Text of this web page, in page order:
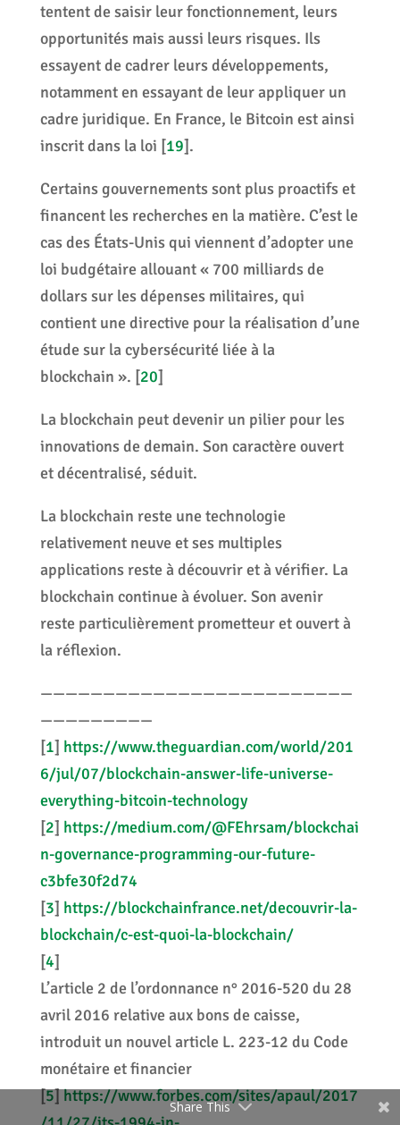
tentent de saisir leur fonctionnement, leurs
opportunités mais aussi leurs risques. Ils
essayent de cadrer leurs développements,
notamment en essayant de leur appliquer un
cadre juridique. En France, le Bitcoin est ainsi
inscrit dans la loi [19].
Certains gouvernements sont plus proactifs et
financent les recherches en la matière. C’est le
cas des États-Unis qui viennent d’adopter une
loi budgétaire allouant « 700 milliards de
dollars sur les dépenses militaires, qui
contient une directive pour la réalisation d’une
étude sur la cybersécurité liée à la
blockchain ». [20]
La blockchain peut devenir un pilier pour les
innovations de demain. Son caractère ouvert
et décentralisé, séduit.
La blockchain reste une technologie
relativement neuve et ses multiples
applications reste à découvrir et à vérifier. La
blockchain continue à évoluer. Son avenir
reste particulièrement prometteur et ouvert à
la réflexion.
—————————————————————————
—————————
[1] https://www.theguardian.com/world/201
6/jul/07/blockchain-answer-life-universe-
everything-bitcoin-technology
[2] https://medium.com/@FEhrsam/blockchai
n-governance-programming-our-future-
c3bfe30f2d74
[3] https://blockchainfrance.net/decouvrir-la-
blockchain/c-est-quoi-la-blockchain/
[4]
L’article 2 de l’ordonnance n° 2016-520 du 28
avril 2016 relative aux bons de caisse,
introduit un nouvel article L. 223-12 du Code
monétaire et financier
[5]https://www.forbes.com/sites/apaul/2017
Share This